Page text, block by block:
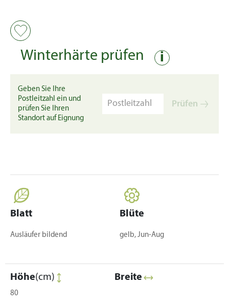
Winterhärte prüfen i
Geben Sie Ihre
Postleitzahl ein und
prüfen Sie Ihren
Standort auf Eignung
Prüfen
Blatt
Ausläufer bildend
Blüte
gelb, Jun-Aug
Höhe(cm)
80
Breite